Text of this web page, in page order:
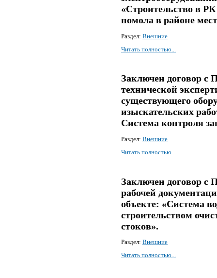
«Строительство в
помола в районе
Раздел: Внешние
Читать полностью...
Заключен договор
технической
существующего
изыскательских
Система контроля
Раздел: Внешние
Читать полностью...
Заключен договор с
рабочей
объекте: «Система
строительством
стоков».
Раздел: Внешние
Читать полностью...